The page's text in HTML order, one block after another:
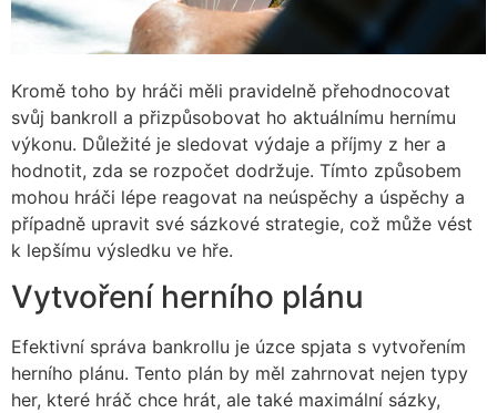
Kromě toho by hráči měli pravidelně přehodnocovat
svůj bankroll a přizpůsobovat ho aktuálnímu hernímu
výkonu. Důležité je sledovat výdaje a příjmy z her a
hodnotit, zda se rozpočet dodržuje. Tímto způsobem
mohou hráči lépe reagovat na neúspěchy a úspěchy a
případně upravit své sázkové strategie, což může vést
k lepšímu výsledku ve hře.
Vytvoření herního plánu
Efektivní správa bankrollu je úzce spjata s vytvořením
herního plánu. Tento plán by měl zahrnovat nejen typy
her, které hráč chce hrát, ale také maximální sázky,